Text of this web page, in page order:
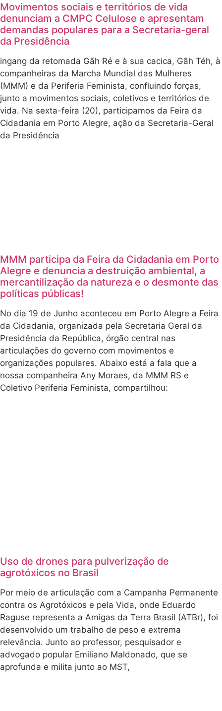
Movimentos sociais e territórios de vida
denunciam a CMPC Celulose e apresentam
demandas populares para a Secretaria-geral
da Presidência
ingang da retomada Gãh Ré e à sua cacica, Gãh Téh, à
companheiras da Marcha Mundial das Mulheres
(MMM) e da Periferia Feminista, confluindo forças,
junto a movimentos sociais, coletivos e territórios de
vida. Na sexta-feira (20), participamos da Feira da
Cidadania em Porto Alegre, ação da Secretaria-Geral
da Presidência
MMM participa da Feira da Cidadania em Porto
Alegre e denuncia a destruição ambiental, a
mercantilização da natureza e o desmonte das
políticas públicas!
No dia 19 de Junho aconteceu em Porto Alegre a Feira
da Cidadania, organizada pela Secretaria Geral da
Presidência da República, órgão central nas
articulações do governo com movimentos e
organizações populares. Abaixo está a fala que a
nossa companheira Any Moraes, da MMM RS e
Coletivo Periferia Feminista, compartilhou:
Uso de drones para pulverização de
agrotóxicos no Brasil
Por meio de articulação com a Campanha Permanente
contra os Agrotóxicos e pela Vida, onde Eduardo
Raguse representa a Amigas da Terra Brasil (ATBr), foi
desenvolvido um trabalho de peso e extrema
relevância. Junto ao professor, pesquisador e
advogado popular Emiliano Maldonado, que se
aprofunda e milita junto ao MST,